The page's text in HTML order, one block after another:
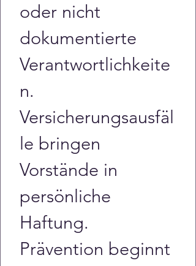
oder nicht
dokumentierte
Verantwortlichkeite
n.
Versicherungsausfäl
le bringen
Vorstände in
persönliche
Haftung.
Prävention beginnt